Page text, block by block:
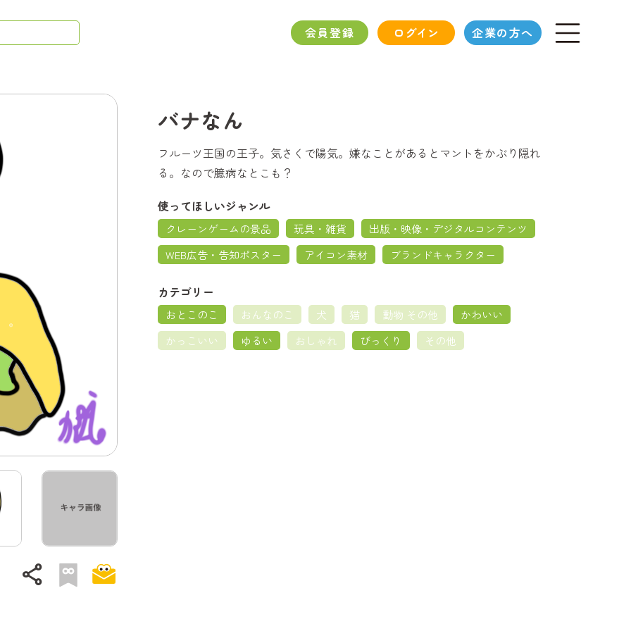
会員登録 ログイン 企業の方へ
share
バナなん
フルーツ王国の王子。気さくで陽気。嫌なことがあるとマントをかぶり隠れ
る。なので臆病なとこも？
使ってほしいジャンル
クレーンゲームの景品 玩具・雑貨
出版・映像・デジタルコンテンツ
WEB広告・告知ポスター
アイコン素材 ブランドキャラクター
カテゴリー
おとこのこ おんなのこ 犬 猫 動物 その他
かわいい
かっこいい
ゆるい おしゃれ びっくり その他